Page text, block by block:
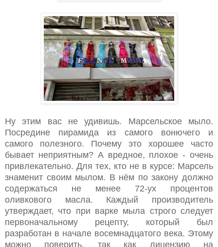
Ну этим вас не удивишь. Марсельское мыло.
Посредине пирамида из самого вонючего и
самого полезного. Почему это хорошее часто
бывает неприятным? А вредное, плохое - очень
привлекательно. Для тех, кто не в курсе: Марсель
знаменит своим мылом. В нём по закону должно
содержаться не менее 72-ух процентов
оливкового масла. Каждый производитель
утверждает, что при варке мыла строго следует
первоначальному рецепту, который был
разработан в начале восемнадцатого века. Этому
можно поверить, так как лицензию на